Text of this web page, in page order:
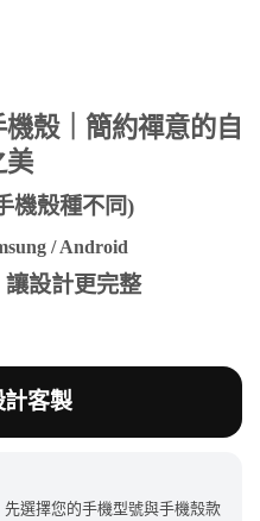
。
殼｜簡約禪意的自
美
機殼種不同)
/ Android
設計更完整
計客製
選擇您的手機型號與手機殼款